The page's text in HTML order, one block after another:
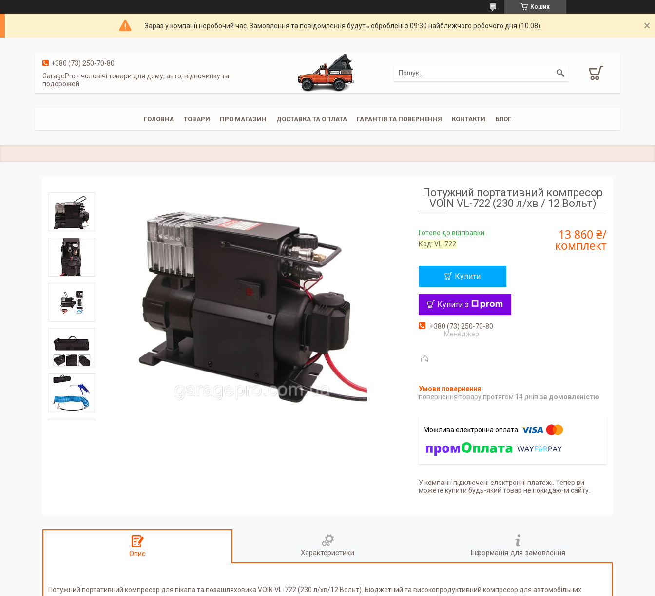
Кошик
Зараз у компанії неробочий час. Замовлення та повідомлення будуть оброблені з 09:30 найближчого робочого дня (10.08).
+380 (73) 250-70-80
GaragePro - чоловічі товари для дому, авто, відпочинку та
подорожей
ГОЛОВНА ТОВАРИ ПРО МАГАЗИН ДОСТАВКА ТА ОПЛАТА ГАРАНТІЯ ТА ПОВЕРНЕННЯ КОНТАКТИ БЛОГ
Потужний портативний компресор
VOIN VL-722 (230 л/хв / 12 Вольт)
Готово до відправки
Код:VL-722
13 860 ₴/
комплект
Купити
Купити з
+380 (73) 250-70-80
Менеджер
повернення товару протягом 14 днів за домовленістю
У компанії підключені електронні платежі. Тепер ви
можете купити будь-який товар не покидаючи сайту.
Опис Характеристики Інформація для замовлення
Потужний портативний компресор для пікапа та позашляховика VOIN VL-722 (230 л/хв/12 Вольт). Бюджетний та високопродуктивний компресор для автомобільних